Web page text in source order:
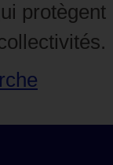
protègent